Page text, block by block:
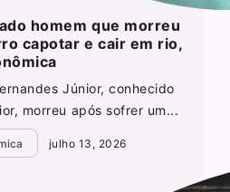
homem que morreu
capotar e cair em rio,
Júnior, conhecido
morreu após sofrer um...
julho 13, 2026